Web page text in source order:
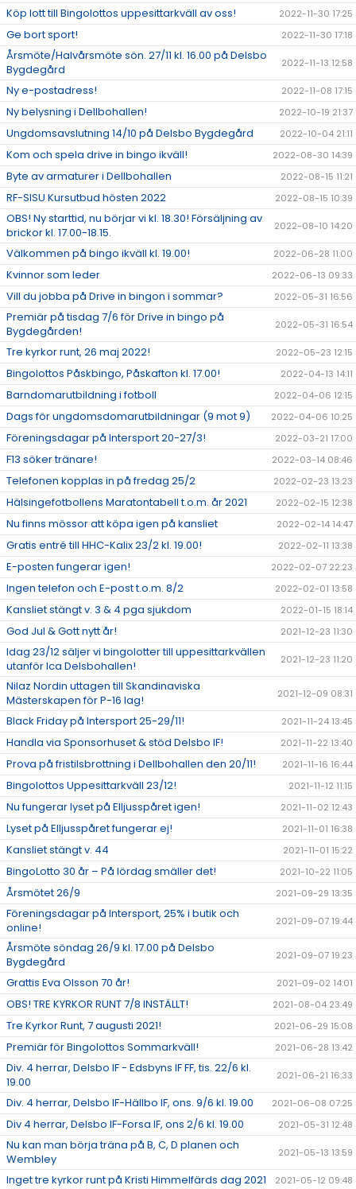
Köp lott till Bingolottos uppesittarkväll av oss! 2022-11-30 17:25
Ge bort sport! 2022-11-30 17:18
Årsmöte/Halvårsmöte sön. 27/11 kl. 16.00 på Delsbo
Bygdegård
2022-11-13 12:58
Ny e-postadress! 2022-11-08 17:15
Ny belysning i Dellbohallen! 2022-10-19 21:37
Ungdomsavslutning 14/10 på Delsbo Bygdegård 2022-10-04 21:11
Kom och spela drive in bingo ikväll! 2022-08-30 14:39
Byte av armaturer i Dellbohallen 2022-08-15 11:21
RF-SISU Kursutbud hösten 2022 2022-08-15 10:39
OBS! Ny starttid, nu börjar vi kl. 18.30! Försäljning av
brickor kl. 17.00-18.15.
2022-08-10 14:20
Välkommen på bingo ikväll kl. 19.00! 2022-06-28 11:00
Kvinnor som leder 2022-06-13 09:33
Vill du jobba på Drive in bingon i sommar? 2022-05-31 16:56
Premiär på tisdag 7/6 för Drive in bingo på
Bygdegården!
2022-05-31 16:54
Tre kyrkor runt, 26 maj 2022! 2022-05-23 12:15
Bingolottos Påskbingo, Påskafton kl. 17.00! 2022-04-13 14:11
Barndomarutbildning i fotboll 2022-04-06 12:15
Dags för ungdomsdomarutbildningar (9 mot 9) 2022-04-06 10:25
Föreningsdagar på Intersport 20-27/3! 2022-03-21 17:00
F13 söker tränare! 2022-03-14 08:46
Telefonen kopplas in på fredag 25/2 2022-02-23 13:23
Hälsingefotbollens Maratontabell t.o.m. år 2021 2022-02-15 12:38
Nu finns mössor att köpa igen på kansliet 2022-02-14 14:47
Gratis entré till HHC-Kalix 23/2 kl. 19.00! 2022-02-11 13:38
E-posten fungerar igen! 2022-02-07 22:23
Ingen telefon och E-post t.o.m. 8/2 2022-02-01 13:58
Kansliet stängt v. 3 & 4 pga sjukdom 2022-01-15 18:14
God Jul & Gott nytt år! 2021-12-23 11:30
Idag 23/12 säljer vi bingolotter till uppesittarkvällen
utanför Ica Delsbohallen!
2021-12-23 11:20
Nilaz Nordin uttagen till Skandinaviska
Mästerskapen för P-16 lag!
2021-12-09 08:31
Black Friday på Intersport 25-29/11! 2021-11-24 13:45
Handla via Sponsorhuset & stöd Delsbo IF! 2021-11-22 13:40
Prova på fristilsbrottning i Dellbohallen den 20/11! 2021-11-16 16:44
Bingolottos Uppesittarkväll 23/12! 2021-11-12 11:15
Nu fungerar lyset på Elljusspåret igen! 2021-11-02 12:43
Lyset på Elljusspåret fungerar ej! 2021-11-01 16:38
Kansliet stängt v. 44 2021-11-01 15:22
BingoLotto 30 år – På lördag smäller det! 2021-10-22 11:05
Årsmötet 26/9 2021-09-29 13:35
Föreningsdagar på Intersport, 25% i butik och
online!
2021-09-07 19:44
Årsmöte söndag 26/9 kl. 17.00 på Delsbo
Bygdegård
2021-09-07 19:23
Grattis Eva Olsson 70 år! 2021-09-02 14:01
OBS! TRE KYRKOR RUNT 7/8 INSTÄLLT! 2021-08-04 23:49
Tre Kyrkor Runt, 7 augusti 2021! 2021-06-29 15:08
Premiär för Bingolottos Sommarkväll! 2021-06-28 13:42
Div. 4 herrar, Delsbo IF - Edsbyns IF FF, tis. 22/6 kl.
19.00
2021-06-21 16:33
Div. 4 herrar, Delsbo IF-Hällbo IF, ons. 9/6 kl. 19.00 2021-06-08 07:25
Div 4 herrar, Delsbo IF-Forsa IF, ons 2/6 kl. 19.00 2021-05-31 12:48
Nu kan man börja träna på B, C, D planen och
Wembley
2021-05-13 13:59
Inget tre kyrkor runt på Kristi Himmelfärds dag 2021 2021-05-12 09:48